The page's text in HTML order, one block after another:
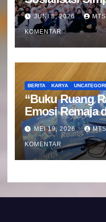
(SIMPEL)
JUNI 8, 2026
KOMENTAR
BERITA KARYA
“Buku Ruang
Emosi Remaja
BK MTsN 19
MEI 19, 2026
KOMENTAR